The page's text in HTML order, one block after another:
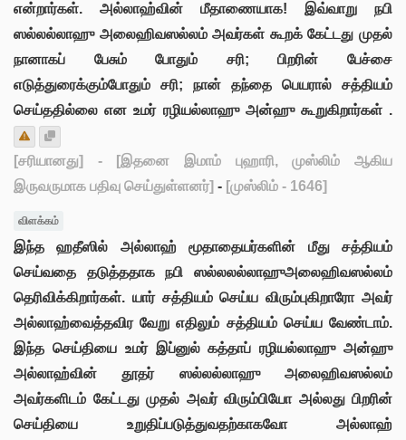
என்றார்கள். அல்லாஹ்வின் மீதாணையாக! இவ்வாறு நபி
ஸல்லல்லாஹு அலைஹிவஸல்லம் அவர்கள் கூறக் கேட்டது முதல்
நானாகப் பேசும் போதும் சரி; பிறரின் பேச்சை
எடுத்துரைக்கும்போதும் சரி; நான் தந்தை பெயரால் சத்தியம்
செய்ததில்லை என உமர் ரழியல்லாஹு அன்ஹு கூறுகிறார்கள் .
[சரியானது]
- [இதனை இமாம் புஹாரி, முஸ்லிம் ஆகிய
இருவருமாக பதிவு செய்துள்ளனர்] - [முஸ்லிம் - 1646]
விளக்கம்
இந்த ஹதீஸில் அல்லாஹ் மூதாதையர்களின் மீது சத்தியம்
செய்வதை தடுத்ததாக நபி ஸல்லலல்லாஹுஅலைஹிவஸல்லம்
தெரிவிக்கிறார்கள். யார் சத்தியம் செய்ய விரும்புகிறாரோ அவர்
அல்லாஹ்வைத்தவிர வேறு எதிலும் சத்தியம் செய்ய வேண்டாம்.
இந்த செய்தியை உமர் இப்னுல் கத்தாப் ரழியல்லாஹு அன்ஹு
அல்லாஹ்வின் தூதர் ஸல்லல்லாஹு அலைஹிவஸல்லம்
அவர்களிடம் கேட்டது முதல் அவர் விரும்பியோ அல்லது பிறரின்
செய்தியை உறுதிப்படுத்துவதற்காகவோ அல்லாஹ்